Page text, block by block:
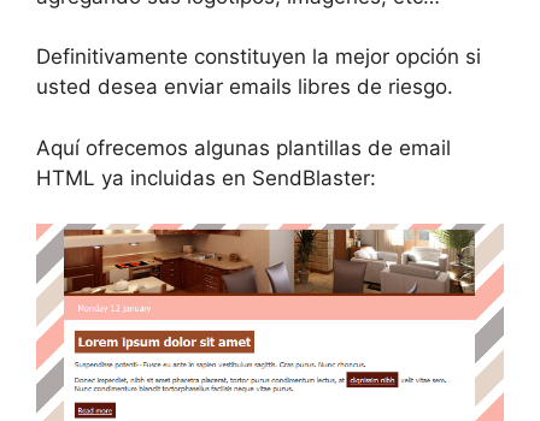
Definitivamente constituyen la mejor opción si
usted desea enviar emails libres de riesgo.
Aquí ofrecemos algunas plantillas de email
HTML ya incluidas en SendBlaster: